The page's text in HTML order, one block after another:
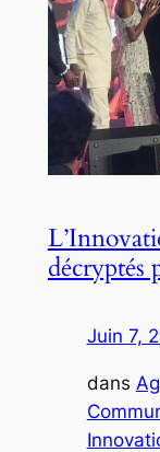
décryptés
Juin 7,
dans